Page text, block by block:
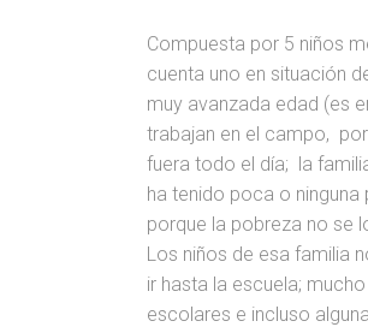
Compuesta por 5 niños
cuenta uno en situación
muy avanzada edad (es
trabajan en el campo,
fuera todo el día; la
ha tenido poca o
porque la pobreza no se
Los niños de esa familia
ir hasta la escuela;
escolares e incluso